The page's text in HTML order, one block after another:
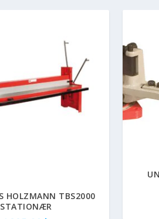
HOLZMANN TBS2000
STATIONÆR